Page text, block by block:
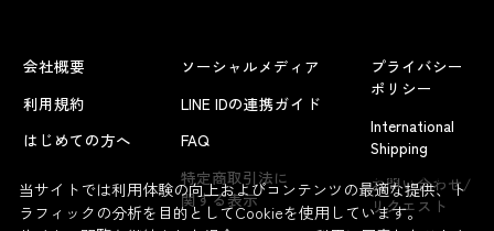
よくあるお問い合わせ
会社概要
利用規約
はじめての方へ
ソーシャルメディア
LINE IDの連携ガイド
FAQ
特定商取引法に
関する表示
プライバシー
ポリシー
International
Shipping
お問い合わせ/
リクエスト
当サイトでは利用体験の向上およびコンテンツの最適な提供、ト
ラフィックの分析を目的としてCookieを使用しています。